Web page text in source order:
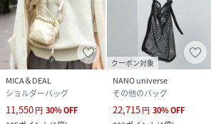
MICA＆DEAL
ショルダーバッグ
11,550円 30%OFF
クーポン対象
NANO universe
その他のバッグ
22,715円 30%OFF